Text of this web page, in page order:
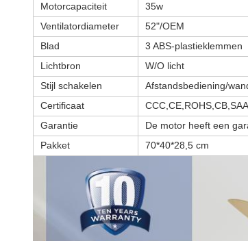
Motorcapaciteit
35w
Ventilatordiameter
52"/OEM
Blad
3 ABS-plastieklemmen
Lichtbron
W/O licht
Stijl schakelen
Afstandsbediening/
Certificaat
Garantie
De motor heeft een
Pakket
70*40*28,5 cm